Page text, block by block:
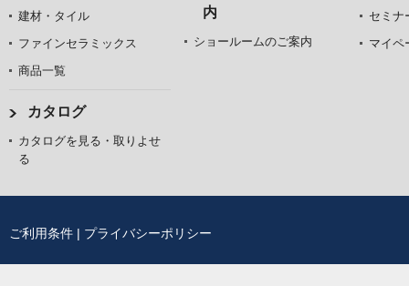
建材・タイル
ファインセラミックス
商品一覧
カタログ
カタログを見る・取りよせ
る
内
ショールームのご案内
セミナ
マイペ
ご利用条件 | プライバシーポリシー